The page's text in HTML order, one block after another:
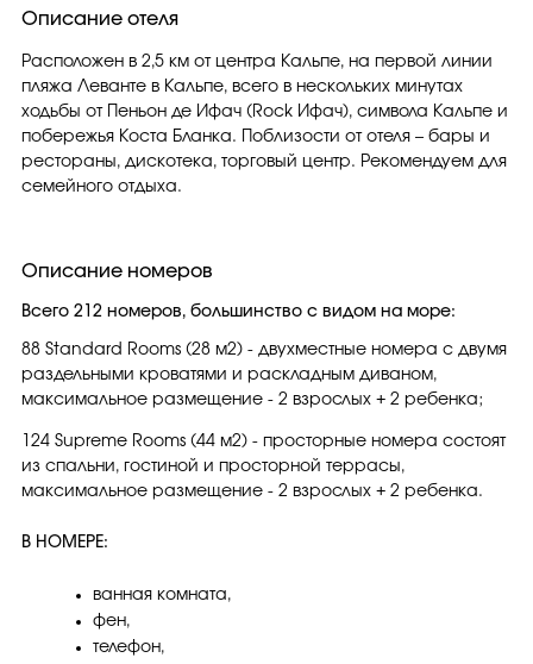
Описание отеля
Расположен в 2,5 км от центра Кальпе, на первой линии
пляжа Леванте в Кальпе, всего в нескольких минутах
ходьбы от Пеньон де Ифач (Rock Ифач), символа Кальпе и
побережья Коста Бланка. Поблизости от отеля – бары и
рестораны, дискотека, торговый центр. Рекомендуем для
семейного отдыха.
Описание номеров
Всего 212 номеров, большинство с видом на море:
88 Standard Rooms (28 м2) - двухместные номера с двумя
раздельными кроватями и раскладным диваном,
максимальное размещение - 2 взрослых + 2 ребенка;
124 Supreme Rooms (44 м2) - просторные номера состоят
из спальни, гостиной и просторной террасы,
максимальное размещение - 2 взрослых + 2 ребенка.
В НОМЕРЕ:
ванная комната,
фен,
телефон,